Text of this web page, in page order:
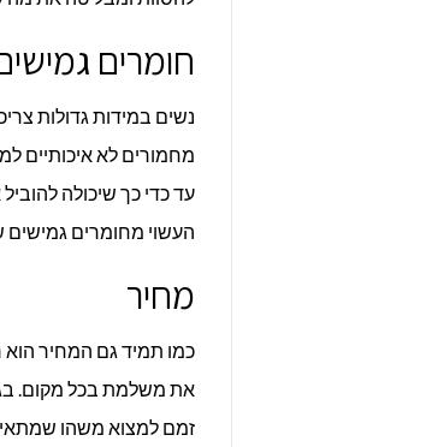
חומרים
נשים במידות גדולות
מחמורים לא איכותיים
עד כדי כך שיכולה
העשוי מחומרים גמישים
מחיר
כמו תמיד גם המחיר
את משלמת בכל מקום.
זמם למצוא משהו